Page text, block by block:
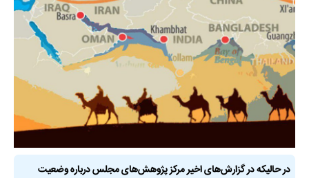
در حالیکه در گزارش‌های اخیر مرکز پژوهش‌های مجلس درباره وضعیت